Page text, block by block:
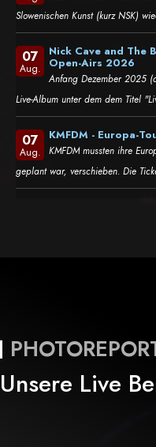
Slowenischen Kunst (kurz NSK)
07
Aug.
Nick Cave and The
Open-Airs 2026
Anfang Dezember 2025
Live-Album unter dem dem Titel
07
Aug.
KMFDM - Europa-
KMFDM mussten ihre
geplant war, verschieben. Die
Unsere Live